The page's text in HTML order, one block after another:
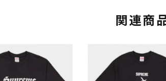
価格から探す
関連商